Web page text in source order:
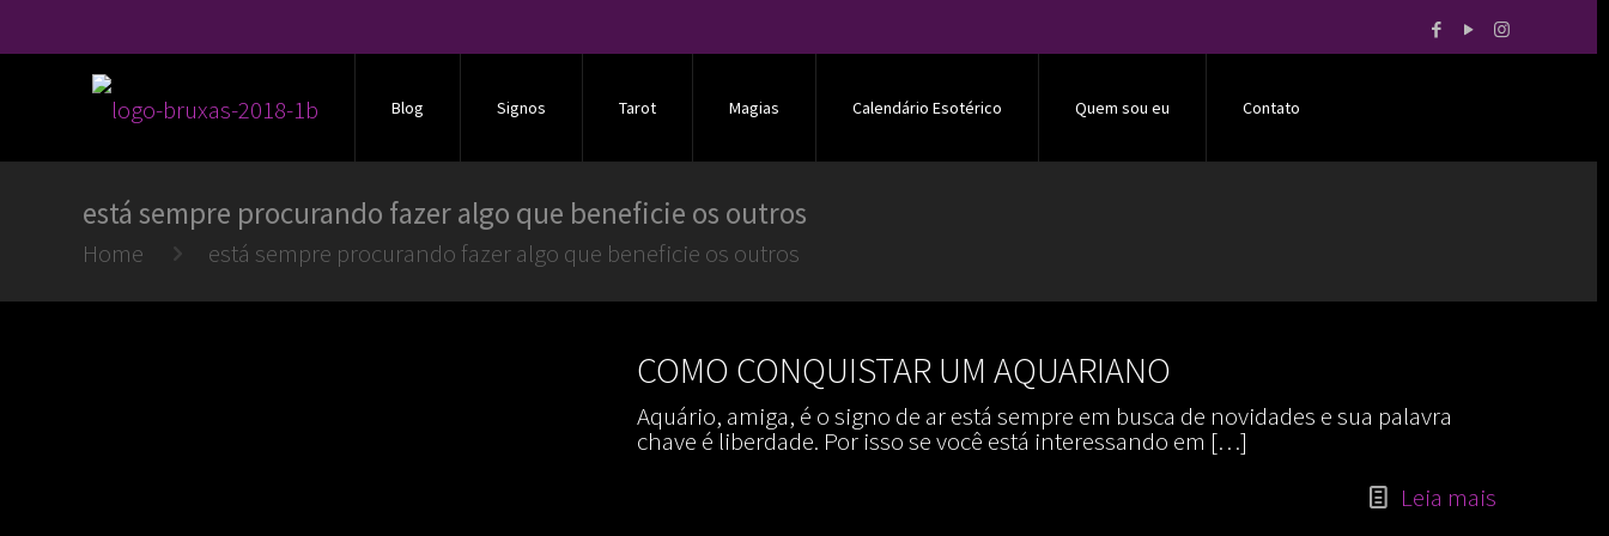
Blog Signos Tarot Magias Calendário Esotérico Quem sou eu Contato
está sempre procurando fazer algo que beneficie os outros
Home está sempre procurando fazer algo que beneficie os outros
COMO CONQUISTAR UM AQUARIANO
Aquário, amiga, é o signo de ar está sempre em busca de novidades e sua palavra
chave é liberdade. Por isso se você está interessando em […]
Leia mais